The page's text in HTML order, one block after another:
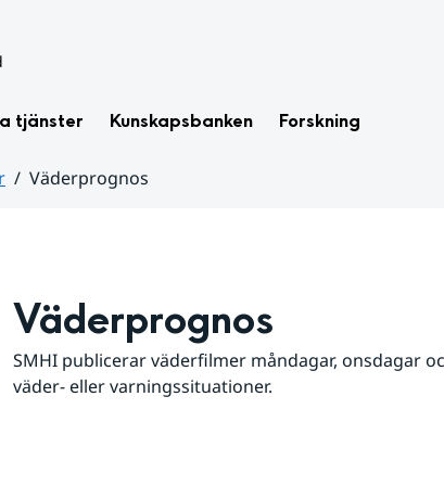
tjänster Kunskapsbanken Forskning
Väderprognos
Väderprognos
SMHI publicerar väderfilmer måndagar, onsdagar
väder- eller varningssituationer.